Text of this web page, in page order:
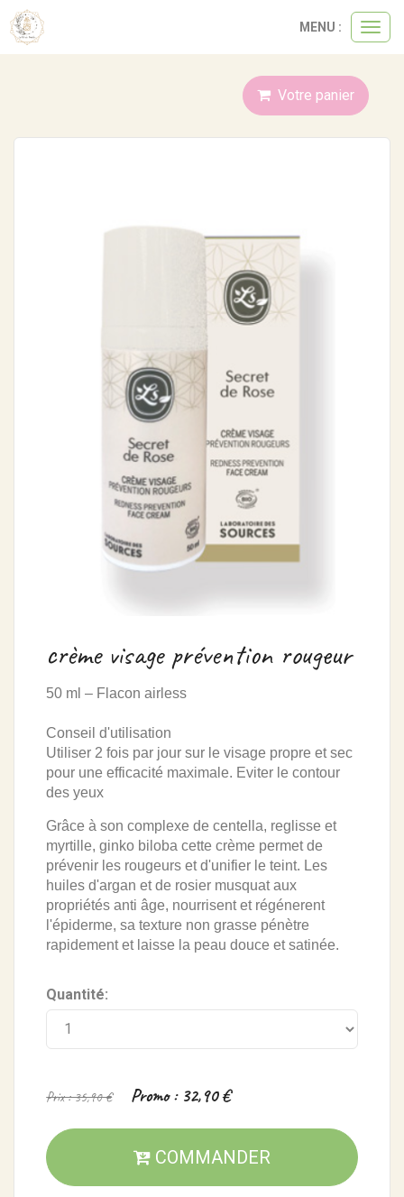
MENU :
Votre panier
crème visage prévention rougeur
50 ml – Flacon airless
Conseil d'utilisation
Utiliser 2 fois par jour sur le visage propre et sec
pour une efficacité maximale. Eviter le contour
des yeux
Grâce à son complexe de centella, reglisse et
myrtille, ginko biloba cette crème permet de
prévenir les rougeurs et d'unifier le teint. Les
huiles d'argan et de rosier musquat aux
propriétés anti âge, nourrisent et régénerent
l'épiderme, sa texture non grasse pénètre
rapidement et laisse la peau douce et satinée.
Quantité:
Prix : 35,90 € Promo : 32,90 €
COMMANDER
Panneau de gestion des cookies